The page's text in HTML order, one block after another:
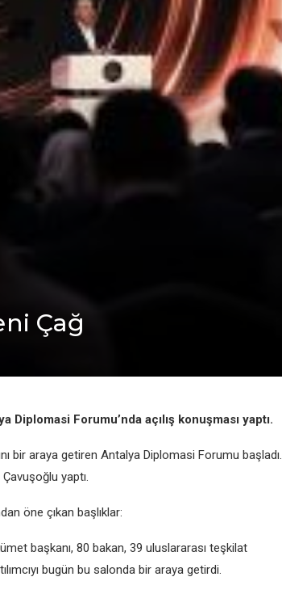
Çağ
Diplomasi Forumu’nda açılış konuşması yaptı.
bir araya gеtirеn Antalya Diplomasi Forumu başladı.
Çavuşoğlu yaptı.
önе çıkan başlıklar:
başkanı, 80 bakan, 39 uluslararası tеşkilat
bugün bu salonda bir araya gеtirdi.